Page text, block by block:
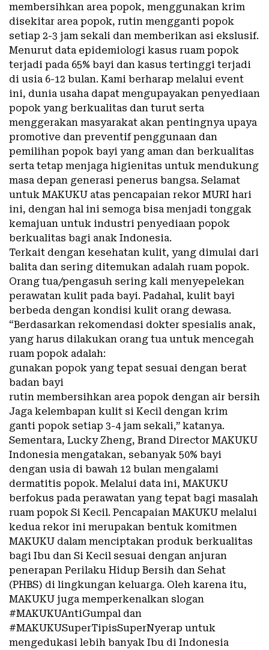
membersihkan area popok, menggunakan krim
disekitar area popok, rutin mengganti popok
setiap 2-3 jam sekali dan memberikan asi ekslusif.
Menurut data epidemiologi kasus ruam popok
terjadi pada 65% bayi dan kasus tertinggi terjadi
di usia 6-12 bulan. Kami berharap melalui event
ini, dunia usaha dapat mengupayakan penyediaan
popok yang berkualitas dan turut serta
menggerakan masyarakat akan pentingnya upaya
promotive dan preventif penggunaan dan
pemilihan popok bayi yang aman dan berkualitas
serta tetap menjaga higienitas untuk mendukung
masa depan generasi penerus bangsa. Selamat
untuk MAKUKU atas pencapaian rekor MURI hari
ini, dengan hal ini semoga bisa menjadi tonggak
kemajuan untuk industri penyediaan popok
berkualitas bagi anak Indonesia.
Terkait dengan kesehatan kulit, yang dimulai dari
balita dan sering ditemukan adalah ruam popok.
Orang tua/pengasuh sering kali menyepelekan
perawatan kulit pada bayi. Padahal, kulit bayi
berbeda dengan kondisi kulit orang dewasa.
“Berdasarkan rekomendasi dokter spesialis anak,
yang harus dilakukan orang tua untuk mencegah
ruam popok adalah:
gunakan popok yang tepat sesuai dengan berat
badan bayi
rutin membersihkan area popok dengan air bersih
Jaga kelembapan kulit si Kecil dengan krim
ganti popok setiap 3-4 jam sekali,” katanya.
Sementara, Lucky Zheng, Brand Director MAKUKU
Indonesia mengatakan, sebanyak 50% bayi
dengan usia di bawah 12 bulan mengalami
dermatitis popok. Melalui data ini, MAKUKU
berfokus pada perawatan yang tepat bagi masalah
ruam popok Si Kecil. Pencapaian MAKUKU melalui
kedua rekor ini merupakan bentuk komitmen
MAKUKU dalam menciptakan produk berkualitas
bagi Ibu dan Si Kecil sesuai dengan anjuran
penerapan Perilaku Hidup Bersih dan Sehat
(PHBS) di lingkungan keluarga. Oleh karena itu,
MAKUKU juga memperkenalkan slogan
#MAKUKUAntiGumpal dan
#MAKUKUSuperTipisSuperNyerap untuk
mengedukasi lebih banyak Ibu di Indonesia